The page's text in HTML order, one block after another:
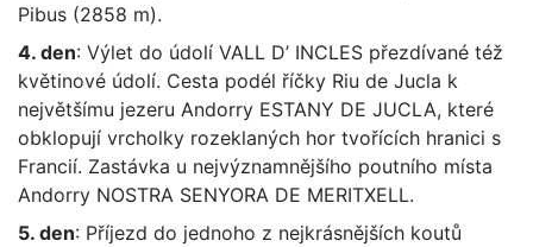
Pibus (2858 m).
4. den: Výlet do údolí VALL D’ INCLES přezdívané též
květinové údolí. Cesta podél říčky Riu de Jucla k
největšímu jezeru Andorry ESTANY DE JUCLA, které
obklopují vrcholky rozeklaných hor tvořících hranici s
Francií. Zastávka u nejvýznamnějšího poutního místa
Andorry NOSTRA SENYORA DE MERITXELL.
5. den: Příjezd do jednoho z nejkrásnějších koutů